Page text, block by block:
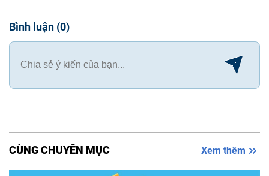
Bình luận (0)
CÙNG CHUYÊN MỤC Xem thêm